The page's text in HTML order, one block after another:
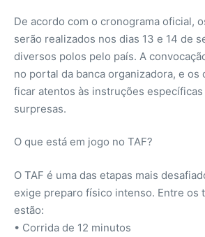
De acordo com o cronograma oficial,
serão realizados nos dias 13 e 14 de
diversos polos pelo país. A
no portal da banca organizadora, e os
ficar atentos às instruções
surpresas.
O que está em jogo no TAF?
O TAF é uma das etapas mais
exige preparo físico intenso. Entre os
estão:
• Corrida de 12 minutos